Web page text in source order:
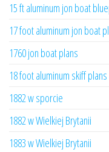
15 ft aluminum jon boat
17 foot aluminum jon boat
1760 jon boat plans
18 foot aluminum skiff plans
1882 w sporcie
1882 w Wielkiej Brytanii
1883 w Wielkiej Brytanii